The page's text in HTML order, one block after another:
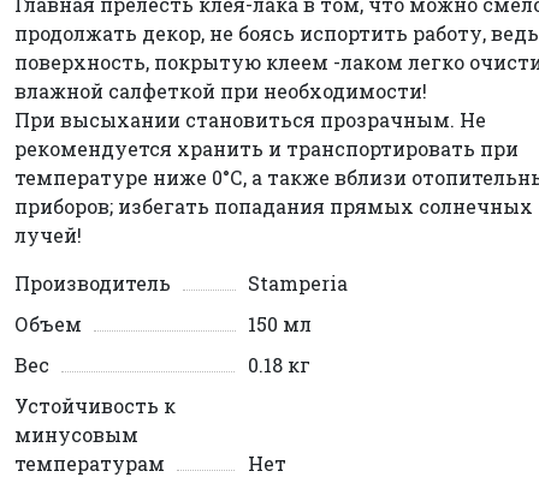
продолжать декор, не боясь испортить работу, ведь
поверхность, покрытую клеем -лаком легко
влажной салфеткой при необходимости!
При высыхании становиться прозрачным. Не
рекомендуется хранить и транспортировать при
температуре ниже 0°С, а также вблизи
приборов; избегать попадания прямых солнечных
лучей!
Производитель
Stamperia
Объем
150 мл
Вес
0.18 кг
Устойчивость к
минусовым
температурам
Нет